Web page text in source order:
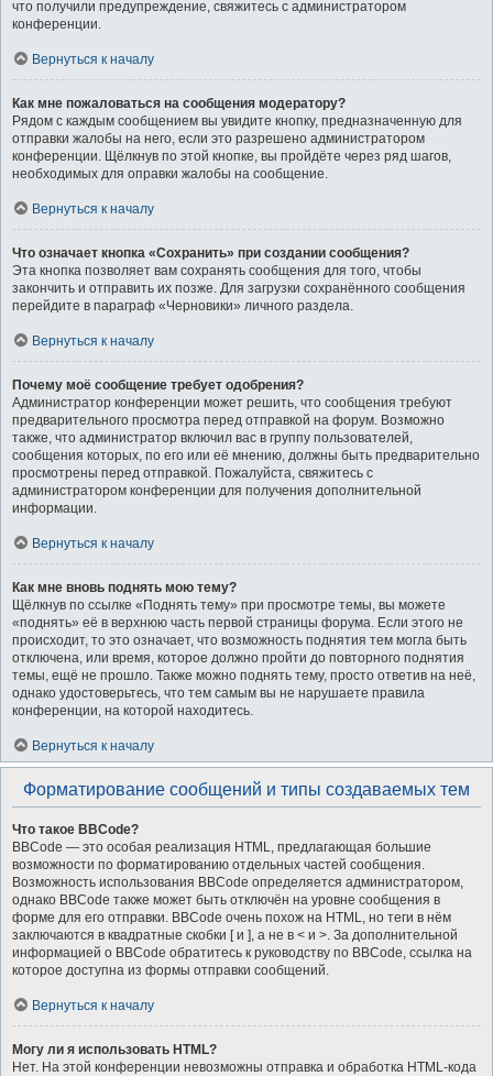
что получили предупреждение, свяжитесь с администратором
конференции.
Вернуться к началу
Как мне пожаловаться на сообщения модератору?
Рядом с каждым сообщением вы увидите кнопку, предназначенную для
отправки жалобы на него, если это разрешено администратором
конференции. Щёлкнув по этой кнопке, вы пройдёте через ряд шагов,
необходимых для оправки жалобы на сообщение.
Вернуться к началу
Что означает кнопка «Сохранить» при создании сообщения?
Эта кнопка позволяет вам сохранять сообщения для того, чтобы
закончить и отправить их позже. Для загрузки сохранённого сообщения
перейдите в параграф «Черновики» личного раздела.
Вернуться к началу
Почему моё сообщение требует одобрения?
Администратор конференции может решить, что сообщения требуют
предварительного просмотра перед отправкой на форум. Возможно
также, что администратор включил вас в группу пользователей,
сообщения которых, по его или её мнению, должны быть предварительно
просмотрены перед отправкой. Пожалуйста, свяжитесь с
администратором конференции для получения дополнительной
информации.
Вернуться к началу
Как мне вновь поднять мою тему?
Щёлкнув по ссылке «Поднять тему» при просмотре темы, вы можете
«поднять» её в верхнюю часть первой страницы форума. Если этого не
происходит, то это означает, что возможность поднятия тем могла быть
отключена, или время, которое должно пройти до повторного поднятия
темы, ещё не прошло. Также можно поднять тему, просто ответив на неё,
однако удостоверьтесь, что тем самым вы не нарушаете правила
конференции, на которой находитесь.
Вернуться к началу
Форматирование сообщений и типы создаваемых тем
Что такое BBCode?
BBCode — это особая реализация HTML, предлагающая большие
возможности по форматированию отдельных частей сообщения.
Возможность использования BBCode определяется администратором,
однако BBCode также может быть отключён на уровне сообщения в
форме для его отправки. BBCode очень похож на HTML, но теги в нём
заключаются в квадратные скобки [ и ], а не в < и >. За дополнительной
информацией о BBCode обратитесь к руководству по BBCode, ссылка на
которое доступна из формы отправки сообщений.
Вернуться к началу
Могу ли я использовать HTML?
Нет. На этой конференции невозможны отправка и обработка HTML-кода